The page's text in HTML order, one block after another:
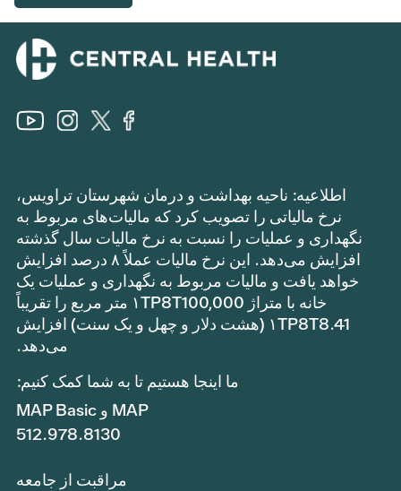
اطلاعیه: ناحیه بهداشت و درمان شهرستان تراویس،
نرخ مالیاتی را تصویب کرد که مالیات‌های مربوط به
نگهداری و عملیات را نسبت به نرخ مالیات سال گذشته
افزایش می‌دهد. این نرخ مالیات عملاً ۸ درصد افزایش
خواهد یافت و مالیات مربوط به نگهداری و عملیات یک
خانه با متراژ ۱TP8T100,000 متر مربع را تقریباً
۱TP8T8.41 (هشت دلار و چهل و یک سنت) افزایش
می‌دهد.
ما اینجا هستیم تا به شما کمک کنیم:
MAP و MAP Basic
512.978.8130
مراقبت از جامعه